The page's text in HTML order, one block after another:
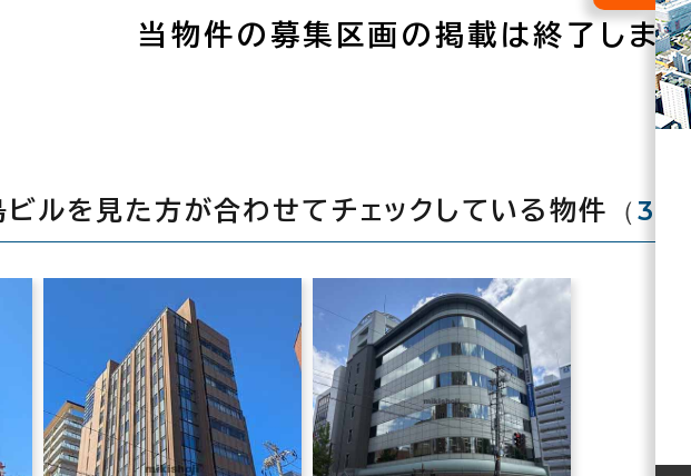
当物件の募集区画の掲載は終了しまし
ルを見た方が合わせてチェックしている物件 （3